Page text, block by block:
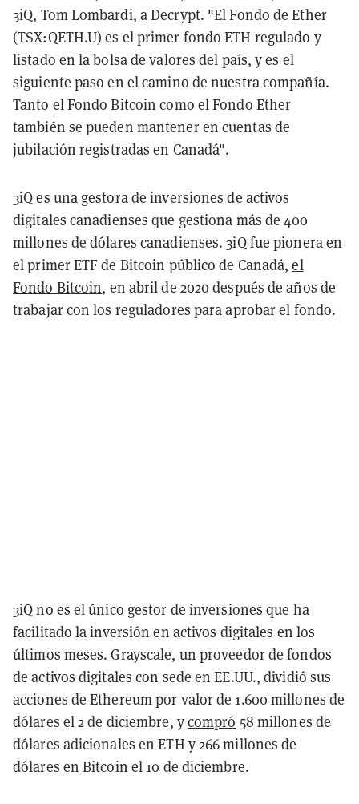
3iQ, Tom Lombardi, a Decrypt. "El Fondo de Ether
(TSX:QETH.U) es el primer fondo ETH regulado y
listado en la bolsa de valores del país, y es el
siguiente paso en el camino de nuestra compañía.
Tanto el Fondo Bitcoin como el Fondo Ether
también se pueden mantener en cuentas de
jubilación registradas en Canadá".
3iQ es una gestora de inversiones de activos
digitales canadienses que gestiona más de 400
millones de dólares canadienses. 3iQ fue pionera en
el primer ETF de Bitcoin público de Canadá,el
Fondo Bitcoin, en abril de 2020 después de años de
trabajar con los reguladores para aprobar el fondo.
3iQ no es el único gestor de inversiones que ha
facilitado la inversión en activos digitales en los
últimos meses. Grayscale, un proveedor de fondos
de activos digitales con sede en EE.UU., dividió sus
acciones de Ethereum por valor de 1.600 millones de
dólares el 2 de diciembre, ycompró 58 millones de
dólares adicionales en ETH y 266 millones de
dólares en Bitcoin el 10 de diciembre.